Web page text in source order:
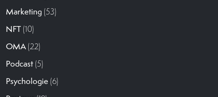
Marketing (53)
NFT (10)
OMA(22)
Podcast (5)
Psychologie (6)